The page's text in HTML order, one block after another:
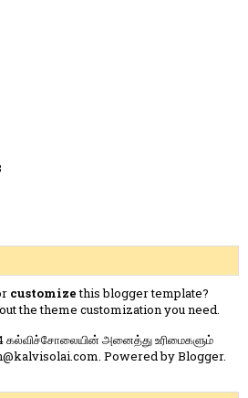
customizethis blogger template?
the theme customization you need.
கல்விச்சோலையின் அனைத்து உரிமைகளும்
Powered byBlogger.